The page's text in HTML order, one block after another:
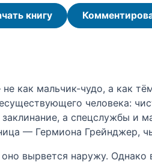
книгу
как мальчик-чудо, а как
человека:
а спецслужбы и
— Гермиона Грейнджер,
вырвется наружу.